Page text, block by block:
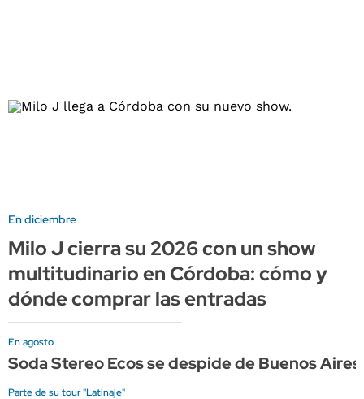
En diciembre
Milo J cierra su 2026 con un show
multitudinario en Córdoba: cómo y
dónde comprar las entradas
En agosto
Soda Stereo Ecos se despide de Buenos
Parte de su tour "Latinaje"